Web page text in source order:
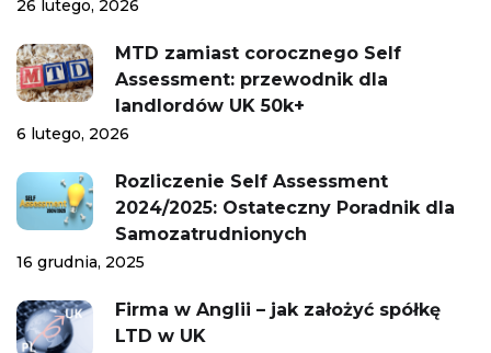
26 lutego, 2026
MTD zamiast corocznego Self
Assessment: przewodnik dla
landlordów UK 50k+
6 lutego, 2026
Rozliczenie Self Assessment
2024/2025: Ostateczny Poradnik dla
Samozatrudnionych
16 grudnia, 2025
Firma w Anglii – jak założyć spółkę
LTD w UK